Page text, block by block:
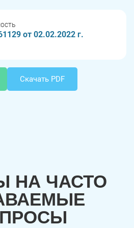
от 02.02.2022 г.
Скачать PDF
НА ЧАСТО